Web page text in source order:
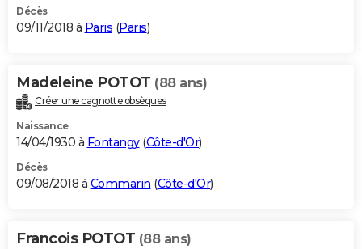
Décès
09/11/2018 à Paris (Paris)
Madeleine POTOT (88 ans)
Créer une cagnotte obsèques
Naissance
14/04/1930 à Fontangy(Côte-d'Or)
Décès
09/08/2018 à Commarin (Côte-d'Or)
Francois POTOT (88 ans)